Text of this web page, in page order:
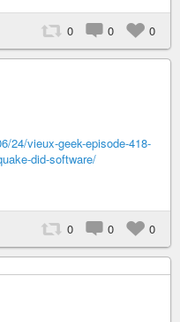
0 0 0
24/vieux-geek-episode-418-
did-software/
0 0 0